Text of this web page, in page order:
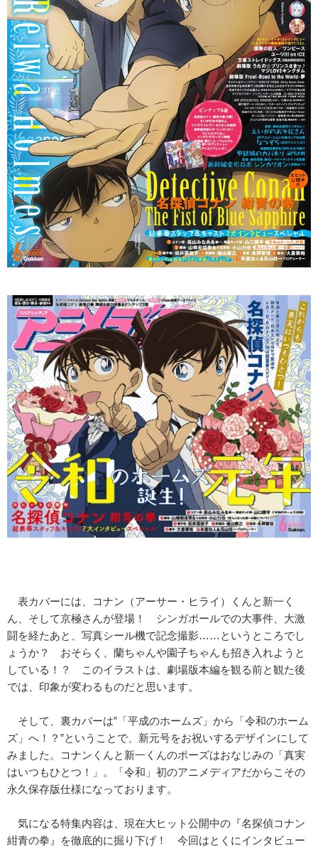
表カバーには、コナン（アーサー・ヒライ）くんと新一く
ん、そして京極さんが登場！ シンガポールでの大事件、大激
闘を経たあと、写真シール機で記念撮影……というところでし
ょうか？ おそらく、蘭ちゃんや園子ちゃんも招き入れようと
している！？ このイラストは、劇場版本編を観る前と観た後
では、印象が変わるものだと思います。
そして、裏カバーは‟「平成のホームズ」から「令和のホーム
ズ」へ！？”ということで、新元号をお祝いするデザインにして
みました。コナンくんと新一くんのポーズはおなじみの「真実
はいつもひとつ！」。「令和」初のアニメディアだからこその
永久保存版仕様になっております。
気になる特集内容は、現在大ヒット公開中の『名探偵コナン
紺青の拳』を徹底的に掘り下げ！ 今回はとくにインタビュー